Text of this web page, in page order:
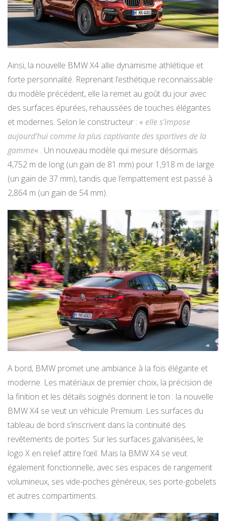
Ainsi, la nouvelle BMW X4 allie dynamisme athlétique et
forte personnalité. Reprenant l’esthétique reconnaissable
du modèle précédent, elle la remet au goût du jour avec
des surfaces épurées, rehaussées de touches élégantes
et modernes. Selon le constructeur : « elle s’impose
aujourd’hui comme la plus captivante des sportives de la
gamme« . Un nouveau modèle qui mesure désormais
4,752 m de long (un gain de 81 mm) pour 1,918 m de large
(un gain de 37 mm), tandis que l’empattement est passé à
2,864 m (un gain de 54 mm).
A bord, BMW promet une ambiance à la fois élégante et
moderne. Les matériaux de premier choix, la précision de
la finition et les détails soignés donnent le ton : la nouvelle
BMW X4 se veut un véhicule Premium. Les surfaces du
tableau de bord s’inscrivent dans la continuité des
revêtements de portes. Sur les surfaces galvanisées, le
logo X en relief attire l’œil. Mais la BMW X4 se veut
également fonctionnelle, avec ses espaces de rangement
volumineux, ses vide-poches généreux, ses porte-gobelets
et autres compartiments.